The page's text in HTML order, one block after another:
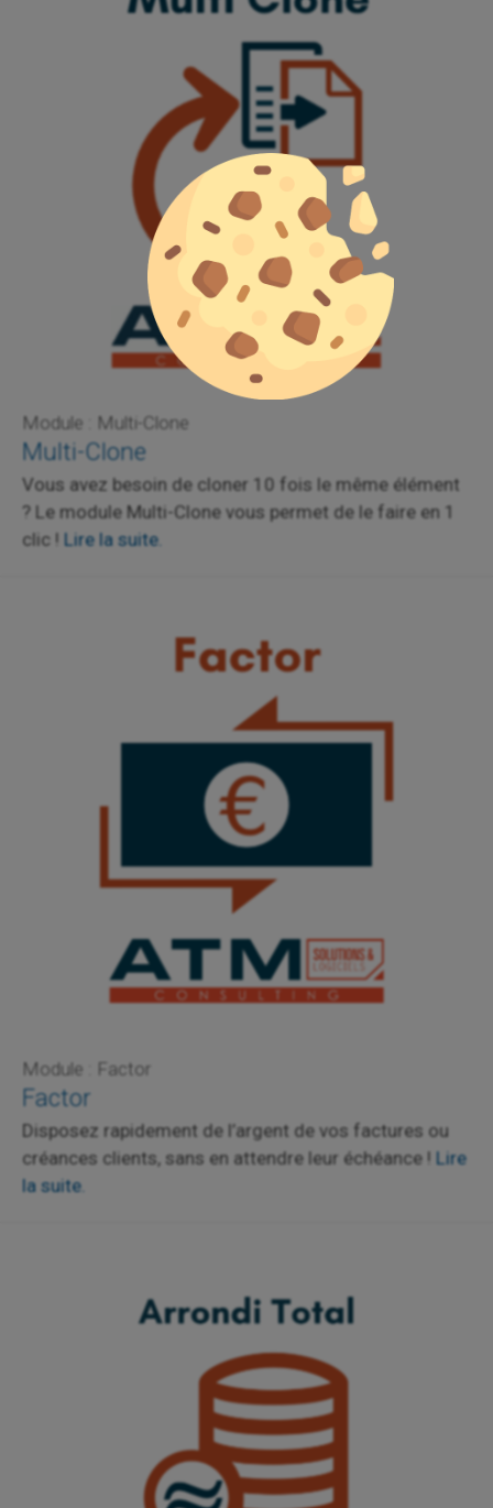
Module : Multi-Clone
Multi-Clone
Vous avez besoin de cloner 10 fois le même élément
? Le module Multi-Clone vous permet de le faire en 1
clic ! Lire la suite.
Module : Factor
Factor
Disposez rapidement de l’argent de vos factures ou
créances clients, sans en attendre leur échéance ! Lire
la suite.